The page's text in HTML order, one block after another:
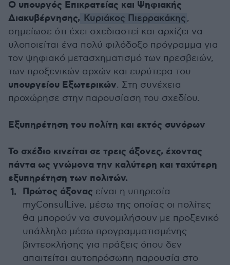
Ο υπουργός Επικρατείας και Ψηφιακής
Διακυβέρνησης, Κυριάκος Πιερρακάκης,
σημείωσε ότι έχει σχεδιαστεί και αρχίζει να
υλοποιείται ένα πολύ φιλόδοξο πρόγραμμα για
τον ψηφιακό μετασχηματισμό των πρεσβειών,
των προξενικών αρχών και ευρύτερα του
υπουργείου Εξωτερικών. Στη συνέχεια
προχώρησε στην παρουσίαση του σχεδίου.
Εξυπηρέτηση του πολίτη και εκτός συνόρων
Το σχέδιο κινείται σε τρεις άξονες, έχοντας
πάντα ως γνώμονα την καλύτερη και ταχύτερη
εξυπηρέτηση των πολιτών.
Πρώτος άξονας είναι η υπηρεσία
myConsulLive, μέσω της οποίας οι πολίτες
θα μπορούν να συνομιλήσουν με προξενικό
υπάλληλο μέσω προγραμματισμένης
βιντεοκλήσης για πράξεις όπου δεν
απαιτείται αυτοπρόσωπη παρουσία στο